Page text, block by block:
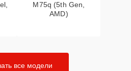
M75q (5th Gen,
AMD)
все модели